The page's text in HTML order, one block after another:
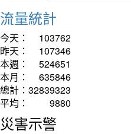
流量統計
今天：
103762
昨天：
107346
本週：
524651
本月：
635846
總計： 32839323
平均：
9880
災害示警